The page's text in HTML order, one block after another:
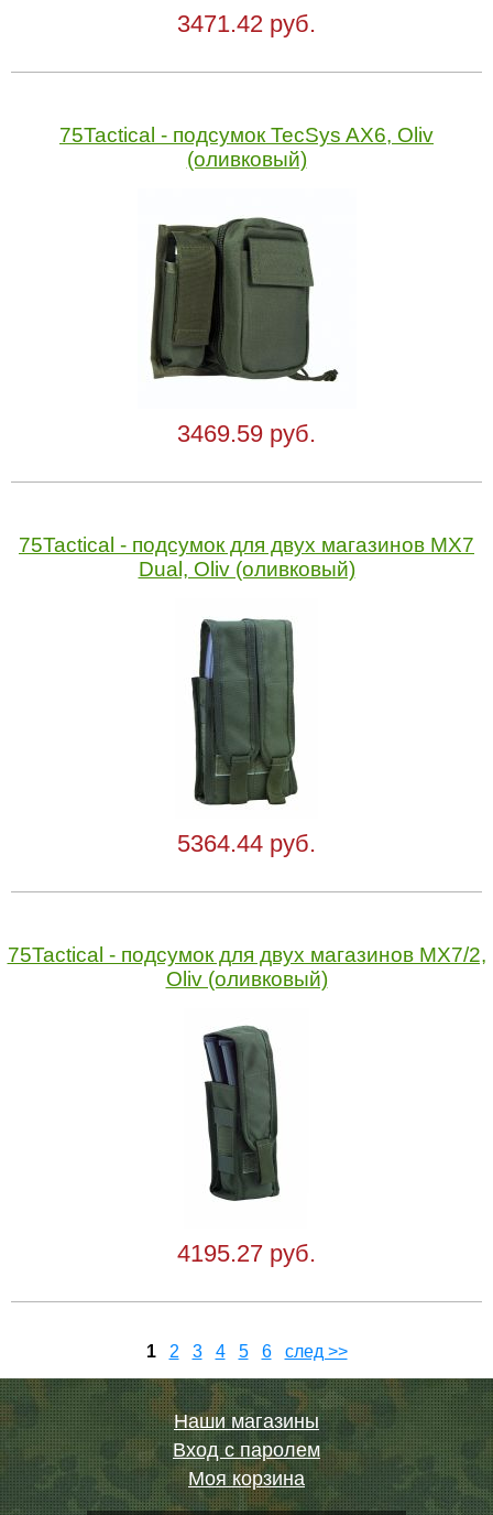
3471.42 руб.
75Tactical - подсумок TecSys AX6, Oliv
(оливковый)
3469.59 руб.
75Tactical - подсумок для двух магазинов MX7
Dual, Oliv (оливковый)
5364.44 руб.
75Tactical - подсумок для двух магазинов MX7/2,
Oliv (оливковый)
4195.27 руб.
1 2 3 4 5 6 след >>
Наши магазины
Вход с паролем
Моя корзина